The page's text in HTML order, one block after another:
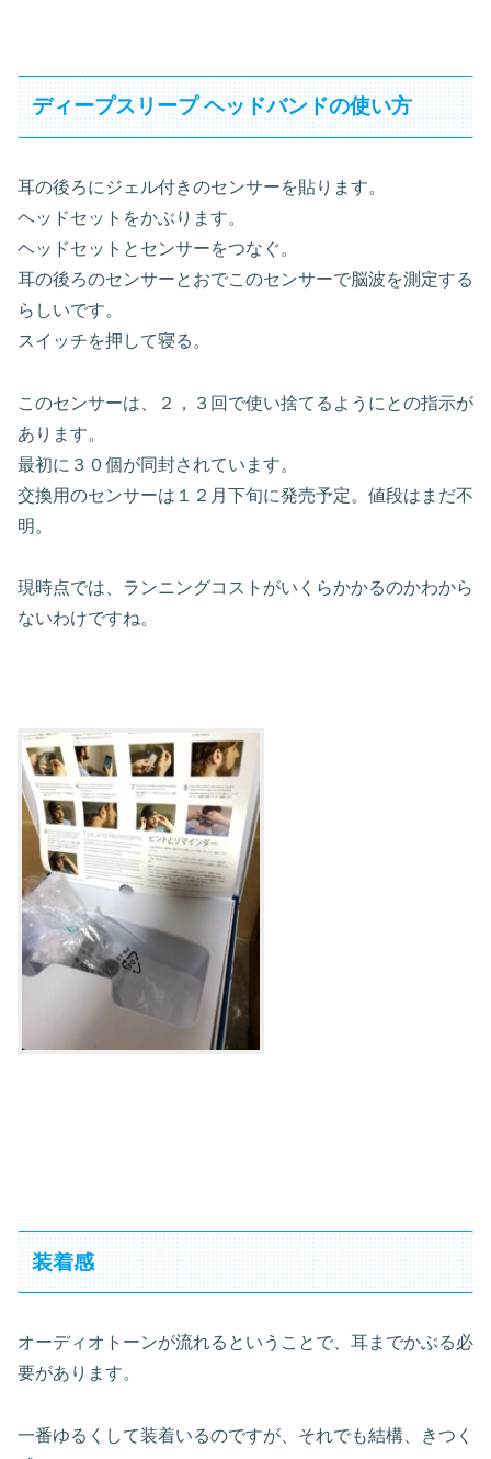
ディープスリープ ヘッドバンドの使い方
耳の後ろにジェル付きのセンサーを貼ります。
ヘッドセットをかぶります。
ヘッドセットとセンサーをつなぐ。
耳の後ろのセンサーとおでこのセンサーで脳波を測定する
らしいです。
スイッチを押して寝る。
このセンサーは、２，３回で使い捨てるようにとの指示が
あります。
最初に３０個が同封されています。
交換用のセンサーは１２月下旬に発売予定。値段はまだ不
明。
現時点では、ランニングコストがいくらかかるのかわから
ないわけですね。
装着感
オーディオトーンが流れるということで、耳までかぶる必
要があります。
一番ゆるくして装着いるのですが、それでも結構、きつく